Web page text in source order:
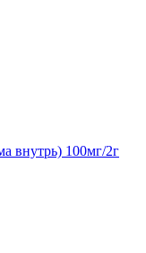
внутрь) 100мг/2г